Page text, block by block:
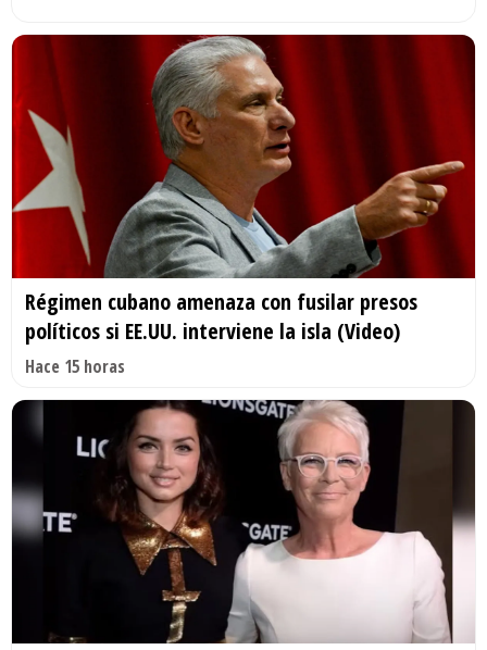
Régimen cubano amenaza con fusilar presos
políticos si EE.UU. interviene la isla (Video)
Hace 15 horas